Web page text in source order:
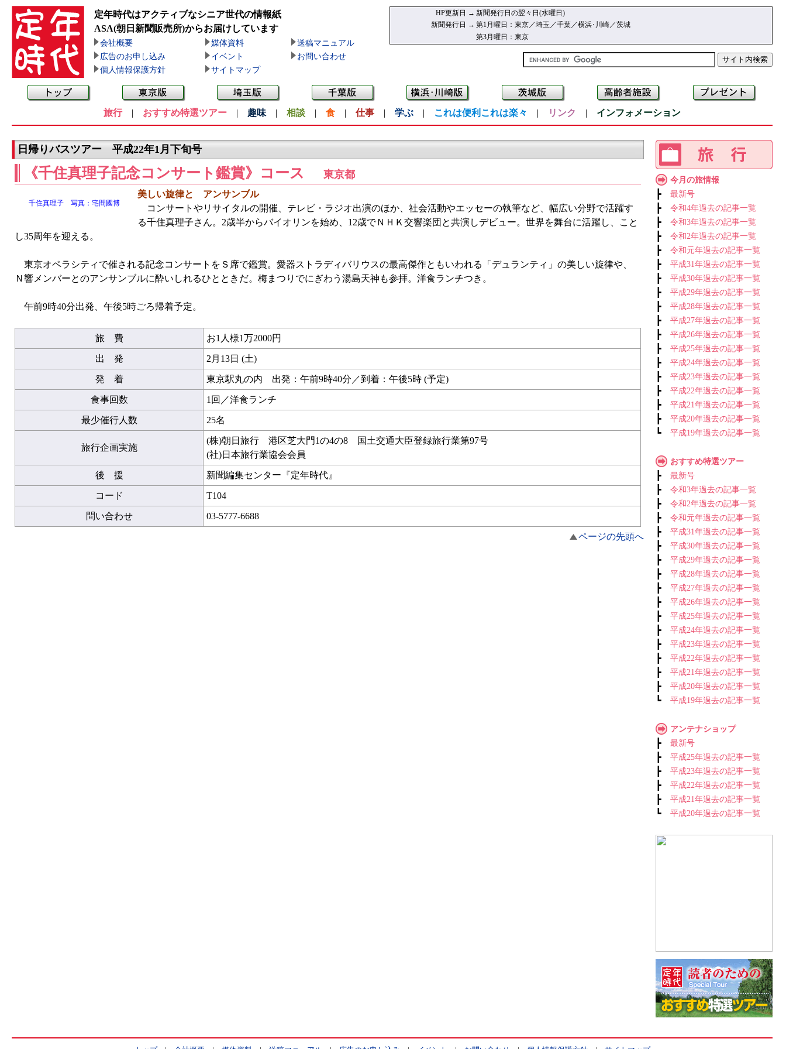
定年時代はアクティブなシニア世代の情報紙
ASA(朝日新聞販売所)からお届けしています
会社概要 媒体資料
送稿マニュアル
広告のお申し込み
イベント
お問い合わせ
個人情報保護方針
サイトマップ
HP更新日 → 新聞発行日の翌々日(水曜日)
新聞発行日 → 第1月曜日：東京／埼玉／千葉／横浜･川崎／茨城
第3月曜日：東京
旅行| おすすめ特選ツアー | 趣味 | 相談 | 食 | 仕事 | 学ぶ | これは便利これは楽々 | リンク | インフォメーション
日帰りバスツアー 平成22年1月下旬号
《千住真理子記念コンサート鑑賞》コース 東京都
千住真理子 写真：宅間國博
美しい旋律と アンサンブル
コンサートやリサイタルの開催、テレビ・ラジオ出演のほか、社会活動やエッセーの執筆など、幅広い分野で活躍す
る千住真理子さん。2歳半からバイオリンを始め、12歳でＮＨＫ交響楽団と共演しデビュー。世界を舞台に活躍し、こと
し35周年を迎える。
東京オペラシティで催される記念コンサートをＳ席で鑑賞。愛器ストラディバリウスの最高傑作ともいわれる「デュランティ」の美しい旋律や、
Ｎ響メンバーとのアンサンブルに酔いしれるひとときだ。梅まつりでにぎわう湯島天神も参拝。洋食ランチつき。
午前9時40分出発、午後5時ごろ帰着予定。
旅 費 お1人様1万2000円
出 発 2月13日 (土)
発 着 東京駅丸の内 出発：午前9時40分／到着：午後5時 (予定)
食事回数 1回／洋食ランチ
最少催行人数 25名
旅行企画実施
(株)朝日旅行 港区芝大門1の4の8 国土交通大臣登録旅行業第97号
(社)日本旅行業協会会員
後 援 新聞編集センター『定年時代』
コード T104
問い合わせ 03-5777-6688
ページの先頭へ
今月の旅情報
┣ 最新号
┣ 令和4年過去の記事一覧
┣ 令和3年過去の記事一覧
┣ 令和2年過去の記事一覧
┣ 令和元年過去の記事一覧
┣ 平成31年過去の記事一覧
┣ 平成30年過去の記事一覧
┣ 平成29年過去の記事一覧
┣ 平成28年過去の記事一覧
┣ 平成27年過去の記事一覧
┣ 平成26年過去の記事一覧
┣ 平成25年過去の記事一覧
┣ 平成24年過去の記事一覧
┣ 平成23年過去の記事一覧
┣ 平成22年過去の記事一覧
┣ 平成21年過去の記事一覧
┣ 平成20年過去の記事一覧
┗ 平成19年過去の記事一覧
おすすめ特選ツアー
┣ 最新号
┣ 令和3年過去の記事一覧
┣ 令和2年過去の記事一覧
┣ 令和元年過去の記事一覧
┣ 平成31年過去の記事一覧
┣ 平成30年過去の記事一覧
┣ 平成29年過去の記事一覧
┣ 平成28年過去の記事一覧
┣ 平成27年過去の記事一覧
┣ 平成26年過去の記事一覧
┣ 平成25年過去の記事一覧
┣ 平成24年過去の記事一覧
┣ 平成23年過去の記事一覧
┣ 平成22年過去の記事一覧
┣ 平成21年過去の記事一覧
┣ 平成20年過去の記事一覧
┗ 平成19年過去の記事一覧
アンテナショップ
┣ 最新号
┣ 平成25年過去の記事一覧
┣ 平成23年過去の記事一覧
┣ 平成22年過去の記事一覧
┣ 平成21年過去の記事一覧
┗ 平成20年過去の記事一覧